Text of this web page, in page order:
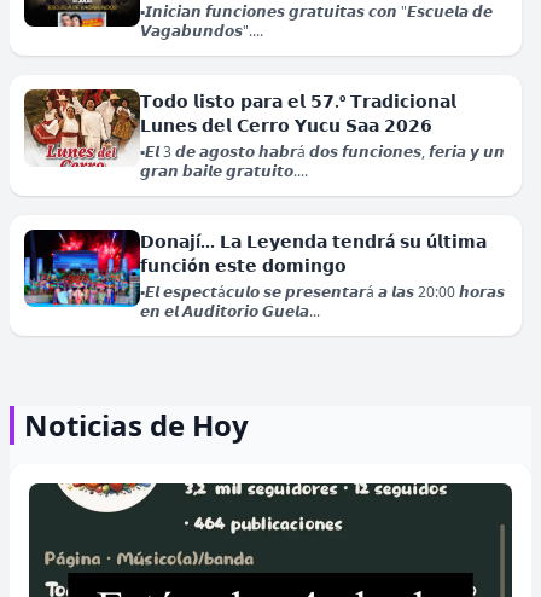
▪️𝙄𝙣𝙞𝙘𝙞𝙖𝙣 𝙛𝙪𝙣𝙘𝙞𝙤𝙣𝙚𝙨 𝙜𝙧𝙖𝙩𝙪𝙞𝙩𝙖𝙨 𝙘𝙤𝙣 "𝙀𝙨𝙘𝙪𝙚𝙡𝙖 𝙙𝙚
𝙑𝙖𝙜𝙖𝙗𝙪𝙣𝙙𝙤𝙨"....
𝗧𝗼𝗱𝗼 𝗹𝗶𝘀𝘁𝗼 𝗽𝗮𝗿𝗮 𝗲𝗹 𝟱𝟳.º 𝗧𝗿𝗮𝗱𝗶𝗰𝗶𝗼𝗻𝗮𝗹
𝗟𝘂𝗻𝗲𝘀 𝗱𝗲𝗹 𝗖𝗲𝗿𝗿𝗼 𝗬𝘂𝗰𝘂 𝗦𝗮𝗮 𝟮𝟬𝟮𝟲
▪️𝙀𝙡 3 𝙙𝙚 𝙖𝙜𝙤𝙨𝙩𝙤 𝙝𝙖𝙗𝙧á 𝙙𝙤𝙨 𝙛𝙪𝙣𝙘𝙞𝙤𝙣𝙚𝙨, 𝙛𝙚𝙧𝙞𝙖 𝙮 𝙪𝙣
𝙜𝙧𝙖𝙣 𝙗𝙖𝙞𝙡𝙚 𝙜𝙧𝙖𝙩𝙪𝙞𝙩𝙤....
𝗗𝗼𝗻𝗮𝗷í… 𝗟𝗮 𝗟𝗲𝘆𝗲𝗻𝗱𝗮 𝘁𝗲𝗻𝗱𝗿á 𝘀𝘂 ú𝗹𝘁𝗶𝗺𝗮
𝗳𝘂𝗻𝗰𝗶ó𝗻 𝗲𝘀𝘁𝗲 𝗱𝗼𝗺𝗶𝗻𝗴𝗼
▪️𝙀𝙡 𝙚𝙨𝙥𝙚𝙘𝙩á𝙘𝙪𝙡𝙤 𝙨𝙚 𝙥𝙧𝙚𝙨𝙚𝙣𝙩𝙖𝙧á 𝙖 𝙡𝙖𝙨 20:00 𝙝𝙤𝙧𝙖𝙨
𝙚𝙣 𝙚𝙡 𝘼𝙪𝙙𝙞𝙩𝙤𝙧𝙞𝙤 𝙂𝙪𝙚𝙡𝙖...
𝗘𝘅𝗽𝗿𝗲𝘀𝗶𝗼𝗻𝗲𝘀 𝗔𝗿𝘁í𝘀𝘁𝗶𝗰𝗮𝘀 𝘆 𝗖𝘂𝗹𝘁𝘂𝗿𝗮𝗹𝗲𝘀
Noticias de Hoy
𝗡𝗶𝗰𝗼𝗹á𝘀 𝗠𝗮𝗱𝘂𝗿𝗼 𝘆 𝗖𝗶𝗹𝗶𝗮 𝗙𝗹𝗼𝗿𝗲𝘀
𝗰𝗼𝗺𝗽𝗮𝗿𝗲𝗰𝗲𝗿á𝗻 𝗲𝘀𝘁𝗲 𝗺𝗶é𝗿𝗰𝗼𝗹𝗲𝘀 𝗮𝗻𝘁𝗲
𝘂𝗻 𝘁𝗿𝗶𝗯𝘂𝗻𝗮𝗹 𝗳𝗲𝗱𝗲𝗿𝗮𝗹 𝗱𝗲 𝗡𝘂𝗲𝘃𝗮 𝗬𝗼𝗿𝗸
▪️𝙇𝙖 𝙖𝙪𝙙𝙞𝙚𝙣𝙘𝙞𝙖 𝙙𝙚 𝙨𝙚𝙜𝙪𝙞𝙢𝙞𝙚𝙣𝙩𝙤 𝙙𝙚𝙛𝙞𝙣𝙞𝙧á 𝙚𝙡
𝙘𝙖𝙡𝙚𝙣𝙙𝙖𝙧𝙞𝙤 𝙥𝙧𝙚𝙫𝙞𝙤 𝙖𝙡 𝙚𝙫𝙚𝙣𝙩𝙪𝙖𝙡 𝙟𝙪𝙞𝙘𝙞𝙤....